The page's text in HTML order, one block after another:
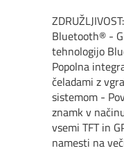
Bluetooth® -
tehnologijo
Popolna
čeladami z
sistemom -
znamk v
vsemi TFT in
namesti na